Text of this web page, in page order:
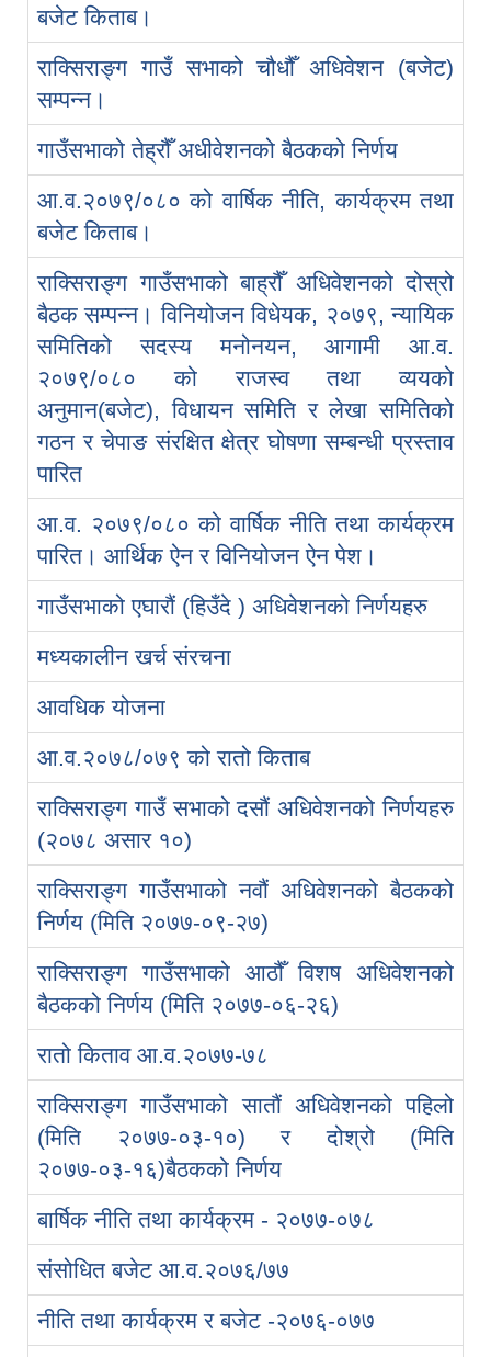
बजेट किताब।
राक्सिराङ्ग गाउँ सभाको चौधौँ अधिवेशन (बजेट)
सम्पन्न।
गाउँसभाको तेह्रौँ अधीवेशनको बैठकको निर्णय
आ.व.२०७९/०८० को वार्षिक नीति, कार्यक्रम तथा
बजेट किताब।
राक्सिराङ्ग गाउँसभाको बाह्रौँ अधिवेशनको दोस्रो
बैठक सम्पन्न। विनियोजन विधेयक, २०७९, न्यायिक
समितिको सदस्य मनोनयन, आगामी आ.व.
२०७९/०८० को राजस्व तथा व्ययको
अनुमान(बजेट), विधायन समिति र लेखा समितिको
गठन र चेपाङ संरक्षित क्षेत्र घोषणा सम्बन्धी प्रस्ताव
पारित
आ.व. २०७९/०८० को वार्षिक नीति तथा कार्यक्रम
पारित। आर्थिक ऐन र विनियोजन ऐन पेश।
गाउँसभाको एघारौं (हिउँदे ) अधिवेशनको निर्णयहरु
मध्यकालीन खर्च संरचना
आवधिक योजना
आ.व.२०७८/०७९ को रातो किताब
राक्सिराङ्ग गाउँ सभाको दसौं अधिवेशनको निर्णयहरु
(२०७८ असार १०)
राक्सिराङ्ग गाउँसभाको नवौं अधिवेशनको बैठकको
निर्णय (मिति २०७७-०९-२७)
राक्सिराङ्ग गाउँसभाको आठौँ विशष अधिवेशनको
बैठकको निर्णय (मिति २०७७-०६-२६)
रातो किताव आ.व.२०७७-७८
राक्सिराङ्ग गाउँसभाको सातौं अधिवेशनको पहिलो
(मिति २०७७-०३-१०) र दोश्रो (मिति
२०७७-०३-१६)बैठकको निर्णय
बार्षिक नीति तथा कार्यक्रम - २०७७-०७८
संसोधित बजेट आ.व.२०७६/७७
नीति तथा कार्यक्रम र बजेट -२०७६-०७७